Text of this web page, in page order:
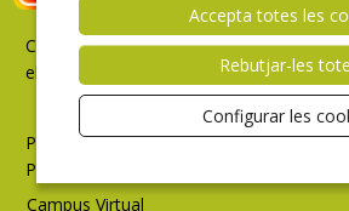
Correu
electrònic
Portal
Professional
Campus Virtual
Accepta totes les
Rebutjar-les
Configurar les